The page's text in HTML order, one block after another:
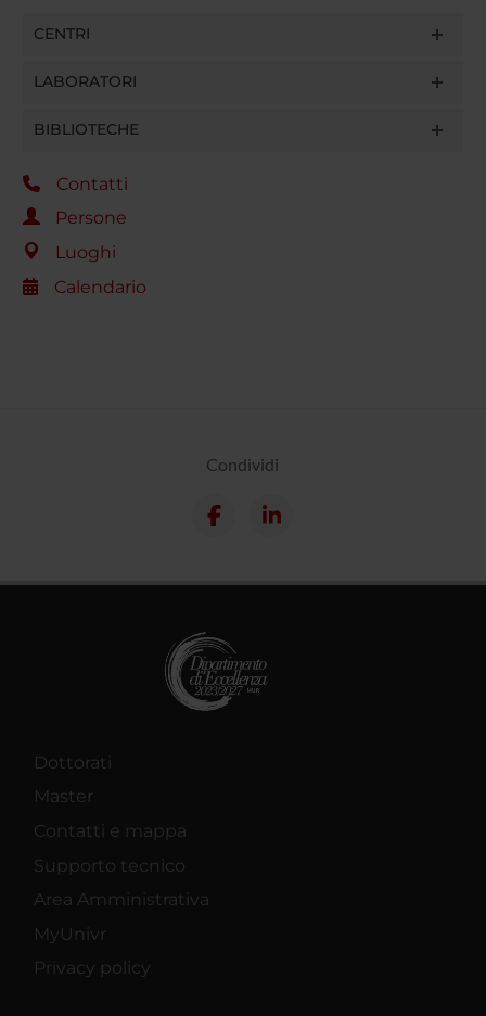
CENTRI
LABORATORI
BIBLIOTECHE
Contatti
Persone
Luoghi
Calendario
Condividi
Dottorati
Master
Contatti e mappa
Supporto tecnico
Area Amministrativa
MyUnivr
Privacy policy